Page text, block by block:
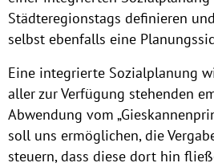
Städteregionstags definieren
selbst ebenfalls eine
Eine integrierte Sozialplanung
aller zur Verfügung stehenden
Abwendung vom
soll uns ermöglichen, die
steuern, dass diese dort hin